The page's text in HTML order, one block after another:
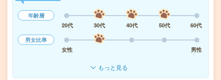
年齢層
20代
30代 40代 50代
60代
男女比率
女性
男性
もっと見る